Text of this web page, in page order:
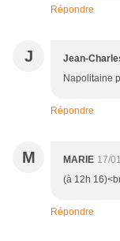
Répondre
J Jean-
Napolitaine
Répondre
M MARIE 17/
(à 12h
Répondre